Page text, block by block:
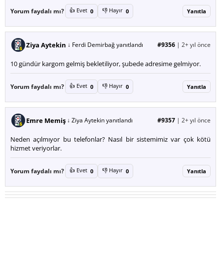
Yorum faydalı mı? 👍 Evet 0 👎 Hayır 0 Yanıtla
Ziya Aytekin ↓ Ferdi Demirbağ yanıtlandı #9356 | 2+ yıl önce
10 gündür kargom gelmiş bekletiliyor, şubede adresime gelmiyor.
Yorum faydalı mı? 👍 Evet 0 👎 Hayır 0 Yanıtla
Emre Memiş ↓ Ziya Aytekin yanıtlandı #9357 | 2+ yıl önce
Neden açılmıyor bu telefonlar? Nasıl bir sistemimiz var çok kötü
hizmet veriyorlar.
Yorum faydalı mı? 👍 Evet 0 👎 Hayır 0 Yanıtla